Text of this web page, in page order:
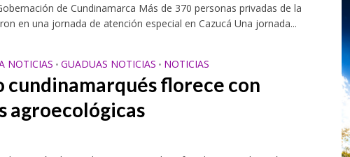
de Cundinamarca Más de 370 personas privadas de la
en una jornada de atención especial en Cazucá Una jornada...
NOTICIAS • GUADUAS NOTICIAS • NOTICIAS
cundinamarqués florece con
agroecológicas